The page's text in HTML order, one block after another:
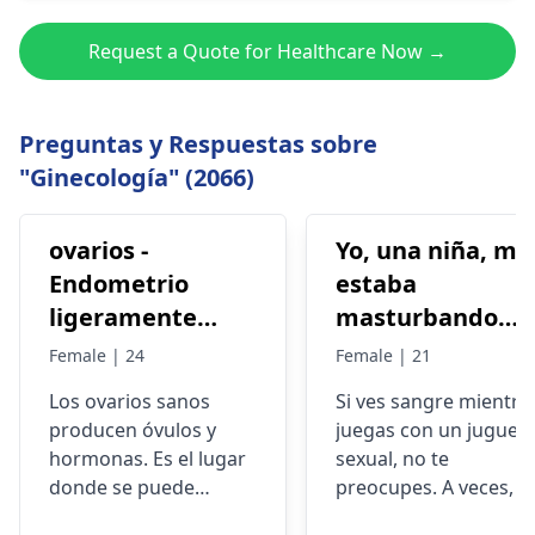
Request a Quote for Healthcare Now →
Preguntas y Respuestas sobre
"Ginecología" (2066)
ovarios -
Endometrio
ligeramente
grueso
Female | 24
Los ovarios sanos
producen óvulos y
hormonas. Es el lugar
donde se puede
Yo, una niña, me
estaba
masturbando
con un juguete
comencé a
sangrar y la
sangre no era ni
Female | 21
Si ves sangre
juegas con un juguete
sexual, no te
preocupes. A veces,